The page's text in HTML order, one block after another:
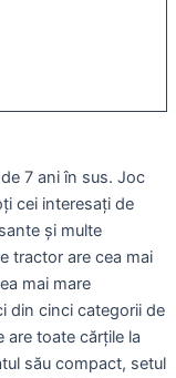
7 ani în sus. Joc
cei interesați de
și multe
tractor are cea mai
mai mare
din cinci categorii de
are toate cărțile la
său compact, setul